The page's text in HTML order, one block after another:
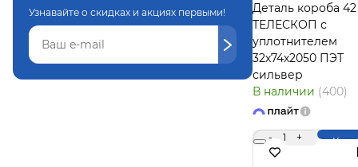
Узнавайте о скидках и акциях первыми!
Деталь короба 42
ТЕЛЕСКОП с
уплотнителем
32х74х2050 ПЭТ
сильвер
В наличии (400)
- 1 +